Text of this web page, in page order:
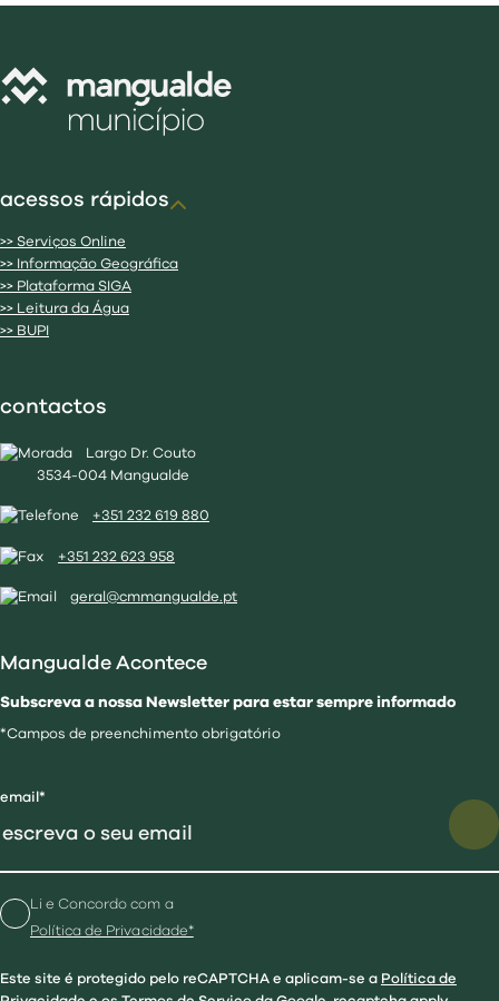
acessos rápidos
>> Serviços Online
>> Informação Geográfica
>> Plataforma SIGA
>> Leitura da Água
>> BUPI
contactos
Largo Dr. Couto
3534-004 Mangualde
+351 232 619 880
+351 232 623 958
geral@cmmangualde.pt
Mangualde Acontece
Subscreva a nossa Newsletter para estar sempre informado
*Campos de preenchimento obrigatório
email*
Li e Concordo com a
Política de Privacidade*
Este site é protegido pelo reCAPTCHA e aplicam-se a Política de